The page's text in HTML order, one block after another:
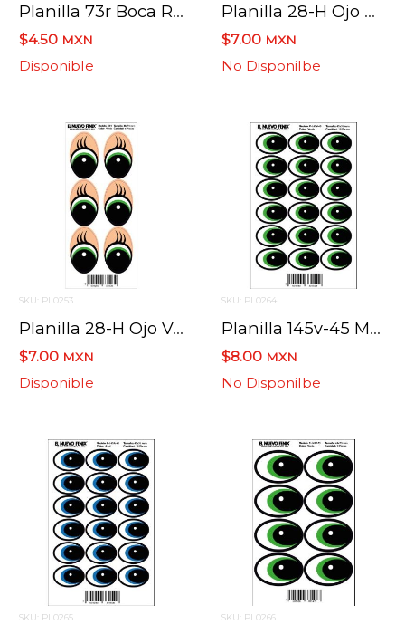
Planilla 73r Boca Roja 100 Pzas.nacional 9.5 X 5 Mm
$4.50 MXN
Disponible
Planilla 28-H Ojo Azul 6 Pzas. Nacional 46 X 74 Mm
$7.00 MXN
No Disponilbe
SKU: PL0253
Planilla 28-H Ojo Verde 6 Pzas. Nacional 46 X 74 Mm
$7.00 MXN
Disponible
SKU: PL0264
Planilla 145v-45 Mm Ojo Verde 18 Pzas. Nacional 45 X 31 Mm
$8.00 MXN
No Disponilbe
SKU: PL0265 SKU: PL0266